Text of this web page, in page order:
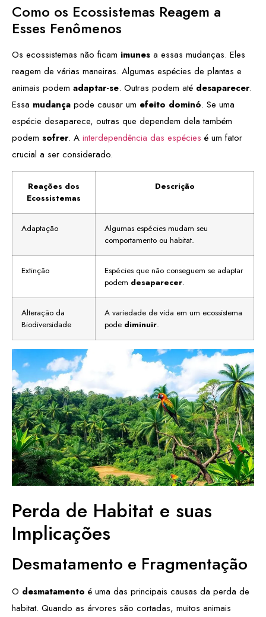
Como os Ecossistemas Reagem a
Esses Fenômenos
Os ecossistemas não ficam imunes a essas mudanças. Eles
reagem de várias maneiras. Algumas espécies de plantas e
animais podem adaptar-se. Outras podem até desaparecer.
Essa mudança pode causar um efeito dominó. Se uma
espécie desaparece, outras que dependem dela também
podem sofrer. A interdependência das espécies é um fator
crucial a ser considerado.
Reações dos
Ecossistemas
Descrição
Adaptação
Algumas espécies mudam seu
comportamento ou habitat.
Extinção
Espécies que não conseguem se adaptar
podem desaparecer.
Alteração da
Biodiversidade
A variedade de vida em um ecossistema
pode diminuir.
Perda de Habitat e suas
Implicações
Desmatamento e Fragmentação
O desmatamento é uma das principais causas da perda de
habitat. Quando as árvores são cortadas, muitos animais